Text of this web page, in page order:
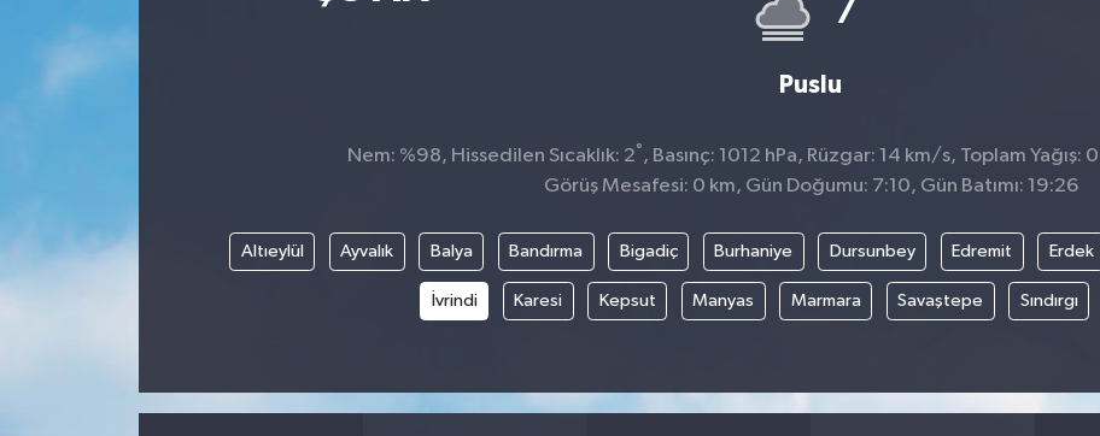
Puslu
Nem: %98, Hissedilen Sıcaklık: 2° , Basınç: 1012 hPa, Rüzgar: 14 km/s, Toplam Yağış:
Görüş Mesafesi: 0 km, Gün Doğumu: 7:10, Gün Batımı: 19:26
Altıeylül Ayvalık Balya Bandırma Bigadiç Burhaniye Dursunbey Edremit Erdek
İvrindi Karesi Kepsut Manyas Marmara Savaştepe Sındırgı
Ekonomi